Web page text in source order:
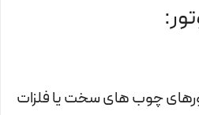
چوب های سخت یا فلزات